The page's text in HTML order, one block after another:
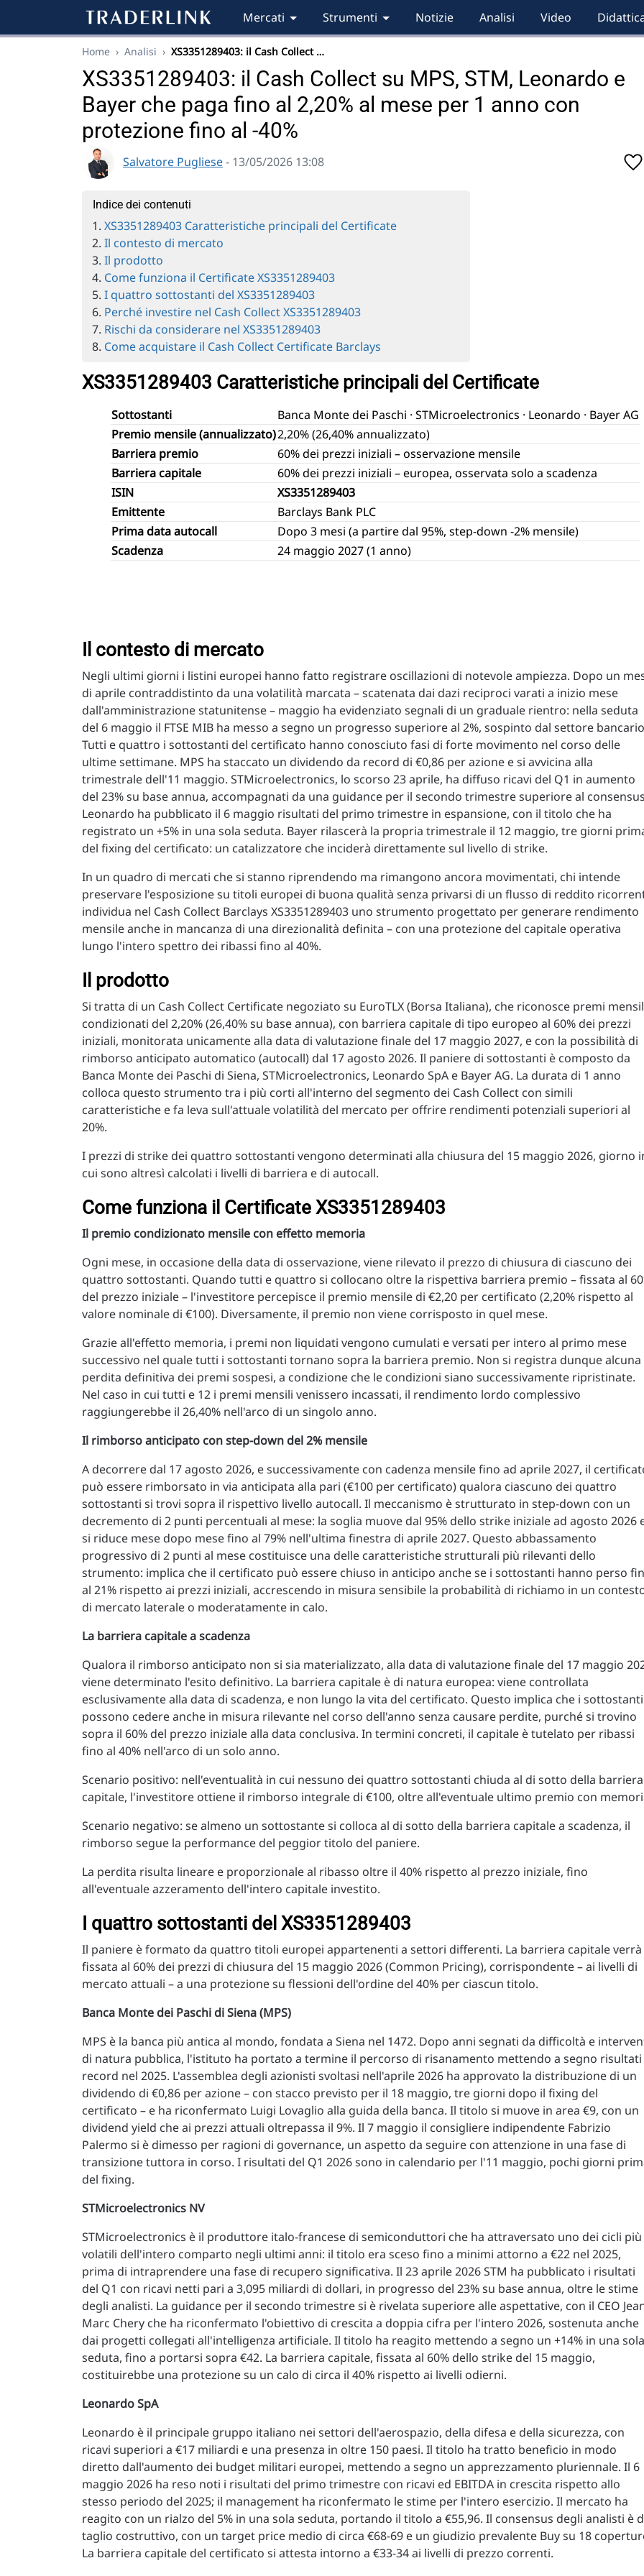
Mercati Strumenti Notizie Analisi Video
Home › Analisi › XS3351289403: il Cash Collect …
XS3351289403: il Cash Collect su MPS, STM, Leonardo e
Bayer che paga fino al 2,20% al mese per 1 anno con
protezione fino al -40%
Salvatore Pugliese- 13/05/2026 13:08
Indice dei contenuti
XS3351289403 Caratteristiche principali del Certificate
Il contesto di mercato
Il prodotto
Come funziona il Certificate XS3351289403
I quattro sottostanti del XS3351289403
Perché investire nel Cash Collect XS3351289403
Rischi da considerare nel XS3351289403
Come acquistare il Cash Collect Certificate Barclays
XS3351289403 Caratteristiche principali del Certificate
Sottostanti
Banca Monte dei Paschi · STMicroelectronics · Leonardo · Bayer AG
Premio mensile (annualizzato)2,20% (26,40% annualizzato)
Barriera premio
60% dei prezzi iniziali – osservazione mensile
Barriera capitale
60% dei prezzi iniziali – europea, osservata solo a scadenza
ISIN
XS3351289403
Emittente
Barclays Bank PLC
Prima data autocall
Dopo 3 mesi (a partire dal 95%, step-down -2% mensile)
Scadenza
24 maggio 2027 (1 anno)
Il contesto di mercato
Negli ultimi giorni i listini europei hanno fatto registrare oscillazioni di notevole ampiezza. Dopo un
di aprile contraddistinto da una volatilità marcata – scatenata dai dazi reciproci varati a inizio mese
dall'amministrazione statunitense – maggio ha evidenziato segnali di un graduale rientro: nella seduta
del 6 maggio il FTSE MIB ha messo a segno un progresso superiore al 2%, sospinto dal settore
Tutti e quattro i sottostanti del certificato hanno conosciuto fasi di forte movimento nel corso delle
ultime settimane. MPS ha staccato un dividendo da record di €0,86 per azione e si avvicina alla
trimestrale dell'11 maggio. STMicroelectronics, lo scorso 23 aprile, ha diffuso ricavi del Q1 in aumento
del 23% su base annua, accompagnati da una guidance per il secondo trimestre superiore al
Leonardo ha pubblicato il 6 maggio risultati del primo trimestre in espansione, con il titolo che ha
registrato un +5% in una sola seduta. Bayer rilascerà la propria trimestrale il 12 maggio, tre giorni
del fixing del certificato: un catalizzatore che inciderà direttamente sul livello di strike.
In un quadro di mercati che si stanno riprendendo ma rimangono ancora movimentati, chi intende
preservare l'esposizione su titoli europei di buona qualità senza privarsi di un flusso di reddito
individua nel Cash Collect Barclays XS3351289403 uno strumento progettato per generare rendimento
mensile anche in mancanza di una direzionalità definita – con una protezione del capitale operativa
lungo l'intero spettro dei ribassi fino al 40%.
Il prodotto
Si tratta di un Cash Collect Certificate negoziato su EuroTLX (Borsa Italiana), che riconosce premi
condizionati del 2,20% (26,40% su base annua), con barriera capitale di tipo europeo al 60% dei prezzi
iniziali, monitorata unicamente alla data di valutazione finale del 17 maggio 2027, e con la possibilità di
rimborso anticipato automatico (autocall) dal 17 agosto 2026. Il paniere di sottostanti è composto da
Banca Monte dei Paschi di Siena, STMicroelectronics, Leonardo SpA e Bayer AG. La durata di 1 anno
colloca questo strumento tra i più corti all'interno del segmento dei Cash Collect con simili
caratteristiche e fa leva sull'attuale volatilità del mercato per offrire rendimenti potenziali superiori al
20%.
I prezzi di strike dei quattro sottostanti vengono determinati alla chiusura del 15 maggio 2026, giorno
cui sono altresì calcolati i livelli di barriera e di autocall.
Come funziona il Certificate XS3351289403
Il premio condizionato mensile con effetto memoria
Ogni mese, in occasione della data di osservazione, viene rilevato il prezzo di chiusura di ciascuno dei
quattro sottostanti. Quando tutti e quattro si collocano oltre la rispettiva barriera premio – fissata al
del prezzo iniziale – l'investitore percepisce il premio mensile di €2,20 per certificato (2,20% rispetto al
valore nominale di €100). Diversamente, il premio non viene corrisposto in quel mese.
Grazie all'effetto memoria, i premi non liquidati vengono cumulati e versati per intero al primo mese
successivo nel quale tutti i sottostanti tornano sopra la barriera premio. Non si registra dunque alcuna
perdita definitiva dei premi sospesi, a condizione che le condizioni siano successivamente ripristinate.
Nel caso in cui tutti e 12 i premi mensili venissero incassati, il rendimento lordo complessivo
raggiungerebbe il 26,40% nell'arco di un singolo anno.
Il rimborso anticipato con step-down del 2% mensile
A decorrere dal 17 agosto 2026, e successivamente con cadenza mensile fino ad aprile 2027, il
può essere rimborsato in via anticipata alla pari (€100 per certificato) qualora ciascuno dei quattro
sottostanti si trovi sopra il rispettivo livello autocall. Il meccanismo è strutturato in step-down con un
decremento di 2 punti percentuali al mese: la soglia muove dal 95% dello strike iniziale ad agosto 2026
si riduce mese dopo mese fino al 79% nell'ultima finestra di aprile 2027. Questo abbassamento
progressivo di 2 punti al mese costituisce una delle caratteristiche strutturali più rilevanti dello
strumento: implica che il certificato può essere chiuso in anticipo anche se i sottostanti hanno perso
al 21% rispetto ai prezzi iniziali, accrescendo in misura sensibile la probabilità di richiamo in un
di mercato laterale o moderatamente in calo.
La barriera capitale a scadenza
Qualora il rimborso anticipato non si sia materializzato, alla data di valutazione finale del 17 maggio
viene determinato l'esito definitivo. La barriera capitale è di natura europea: viene controllata
esclusivamente alla data di scadenza, e non lungo la vita del certificato. Questo implica che i sottostanti
possono cedere anche in misura rilevante nel corso dell'anno senza causare perdite, purché si trovino
sopra il 60% del prezzo iniziale alla data conclusiva. In termini concreti, il capitale è tutelato per ribassi
fino al 40% nell'arco di un solo anno.
Scenario positivo: nell'eventualità in cui nessuno dei quattro sottostanti chiuda al di sotto della barriera
capitale, l'investitore ottiene il rimborso integrale di €100, oltre all'eventuale ultimo premio con
Scenario negativo: se almeno un sottostante si colloca al di sotto della barriera capitale a scadenza, il
rimborso segue la performance del peggior titolo del paniere.
La perdita risulta lineare e proporzionale al ribasso oltre il 40% rispetto al prezzo iniziale, fino
all'eventuale azzeramento dell'intero capitale investito.
I quattro sottostanti del XS3351289403
Il paniere è formato da quattro titoli europei appartenenti a settori differenti. La barriera capitale verrà
fissata al 60% dei prezzi di chiusura del 15 maggio 2026 (Common Pricing), corrispondente – ai livelli di
mercato attuali – a una protezione su flessioni dell'ordine del 40% per ciascun titolo.
Banca Monte dei Paschi di Siena (MPS)
MPS è la banca più antica al mondo, fondata a Siena nel 1472. Dopo anni segnati da difficoltà e
di natura pubblica, l'istituto ha portato a termine il percorso di risanamento mettendo a segno risultati
record nel 2025. L'assemblea degli azionisti svoltasi nell'aprile 2026 ha approvato la distribuzione di un
dividendo di €0,86 per azione – con stacco previsto per il 18 maggio, tre giorni dopo il fixing del
certificato – e ha riconfermato Luigi Lovaglio alla guida della banca. Il titolo si muove in area €9, con un
dividend yield che ai prezzi attuali oltrepassa il 9%. Il 7 maggio il consigliere indipendente Fabrizio
Palermo si è dimesso per ragioni di governance, un aspetto da seguire con attenzione in una fase di
transizione tuttora in corso. I risultati del Q1 2026 sono in calendario per l'11 maggio, pochi giorni
del fixing.
STMicroelectronics NV
STMicroelectronics è il produttore italo-francese di semiconduttori che ha attraversato uno dei cicli più
volatili dell'intero comparto negli ultimi anni: il titolo era sceso fino a minimi attorno a €22 nel 2025,
prima di intraprendere una fase di recupero significativa. Il 23 aprile 2026 STM ha pubblicato i risultati
del Q1 con ricavi netti pari a 3,095 miliardi di dollari, in progresso del 23% su base annua, oltre le stime
degli analisti. La guidance per il secondo trimestre si è rivelata superiore alle aspettative, con il CEO
Marc Chery che ha riconfermato l'obiettivo di crescita a doppia cifra per l'intero 2026, sostenuta anche
dai progetti collegati all'intelligenza artificiale. Il titolo ha reagito mettendo a segno un +14% in una sola
seduta, fino a portarsi sopra €42. La barriera capitale, fissata al 60% dello strike del 15 maggio,
costituirebbe una protezione su un calo di circa il 40% rispetto ai livelli odierni.
Leonardo SpA
Leonardo è il principale gruppo italiano nei settori dell'aerospazio, della difesa e della sicurezza, con
ricavi superiori a €17 miliardi e una presenza in oltre 150 paesi. Il titolo ha tratto beneficio in modo
diretto dall'aumento dei budget militari europei, mettendo a segno un apprezzamento pluriennale. Il 6
maggio 2026 ha reso noti i risultati del primo trimestre con ricavi ed EBITDA in crescita rispetto allo
stesso periodo del 2025; il management ha riconfermato le stime per l'intero esercizio. Il mercato ha
reagito con un rialzo del 5% in una sola seduta, portando il titolo a €55,96. Il consensus degli analisti è
taglio costruttivo, con un target price medio di circa €68-69 e un giudizio prevalente Buy su 18
La barriera capitale del certificato si attesta intorno a €33-34 ai livelli di prezzo correnti.